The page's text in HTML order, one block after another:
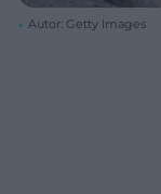
Autor: Getty Images